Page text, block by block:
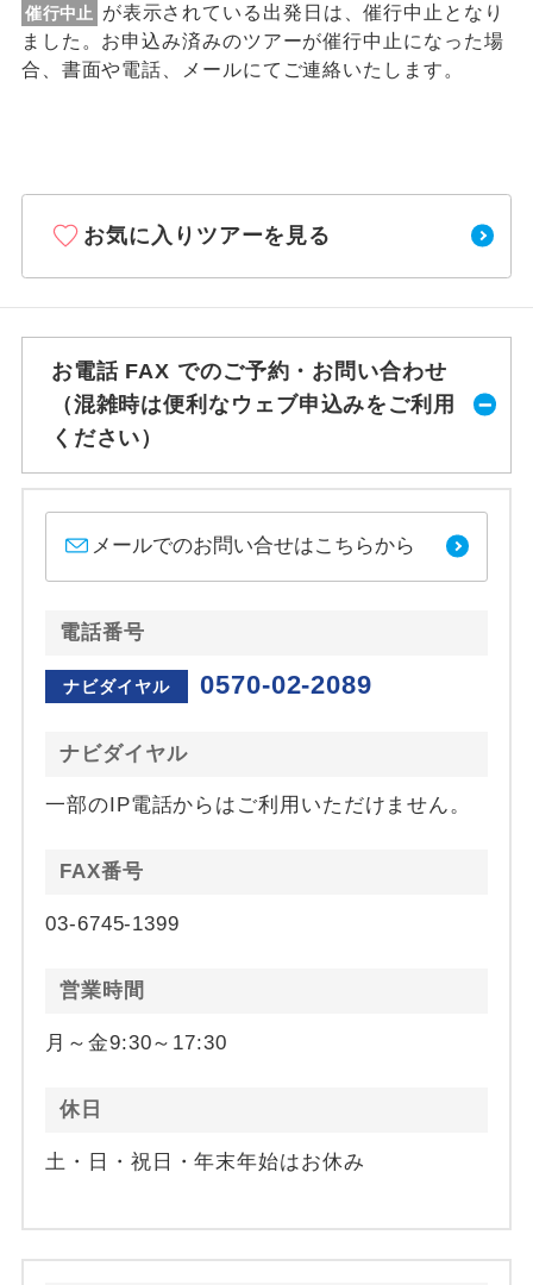
催行中止
が表示されている出発日は、催行中止となり
ました。お申込み済みのツアーが催行中止になった場
合、書面や電話、メールにてご連絡いたします。
お気に入りツアーを見る
お電話 FAX でのご予約・お問い合わせ
（混雑時は便利なウェブ申込みをご利用
ください）
メールでのお問い合せはこちらから
電話番号
ナビダイヤル 0570-02-2089
ナビダイヤル
一部のIP電話からはご利用いただけません。
FAX番号
03-6745-1399
営業時間
月～金9:30～17:30
休日
土・日・祝日・年末年始はお休み